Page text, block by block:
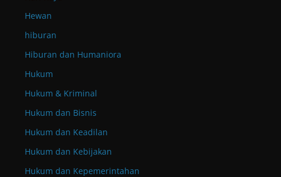
Hewan
hiburan
Hiburan dan Humaniora
Hukum
Hukum & Kriminal
Hukum dan Bisnis
Hukum dan Keadilan
Hukum dan Kebijakan
Hukum dan Kepemerintahan